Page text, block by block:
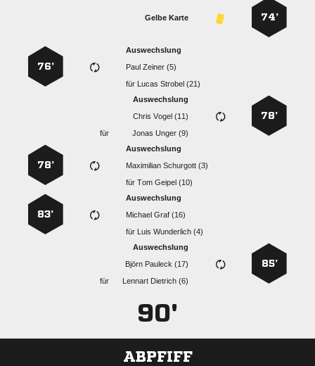
74’
Gelbe Karte
Auswechslung
  
für   
76’
78’
Auswechslung
  
für
  
Auswechslung
  
für  
78’
Auswechslung
  
für   
83’
85’
Auswechslung
  
für
  
90'
ABPFIFF